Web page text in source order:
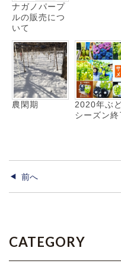
ナガノパープ
ルの販売につ
いて
農閑期
2020年ぶ
シーズン終
前へ
CATEGORY